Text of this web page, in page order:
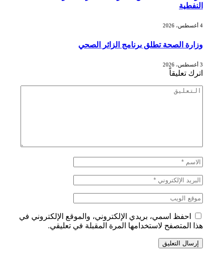
النفطية
وزارة الصحة تطلق برنامج الزائر الصحي
اترك تعليقاً
احفظ اسمي، بريدي الإلكتروني، والموقع الإلكتروني في
هذا المتصفح لاستخدامها المرة المقبلة في تعليقي.